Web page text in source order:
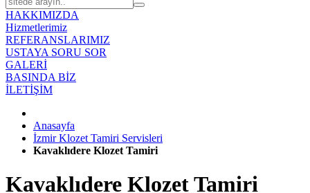
HAKKIMIZDA
Hizmetlerimiz
REFERANSLARIMIZ
USTAYA SORU SOR
GALERİ
BASINDA BİZ
İLETİŞİM
Anasayfa
İzmir Klozet Tamiri Servisleri
Kavaklıdere Klozet Tamiri
Kavaklıdere Klozet Tamiri